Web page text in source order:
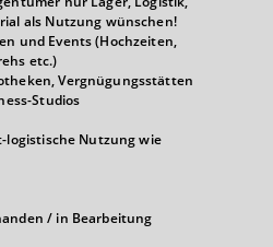
als Nutzung wünschen!
und Events (Hochzeiten,
etc.)
Vergnügungsstätten
Studios
logistische Nutzung wie
/ in Bearbeitung